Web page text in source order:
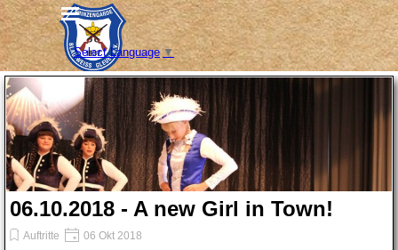
Direkt zum Seiteninhalt
Select Language ▼
Menü überspringen
06.10.2018 - A new Girl in Town!
Auftritte 06 Okt 2018